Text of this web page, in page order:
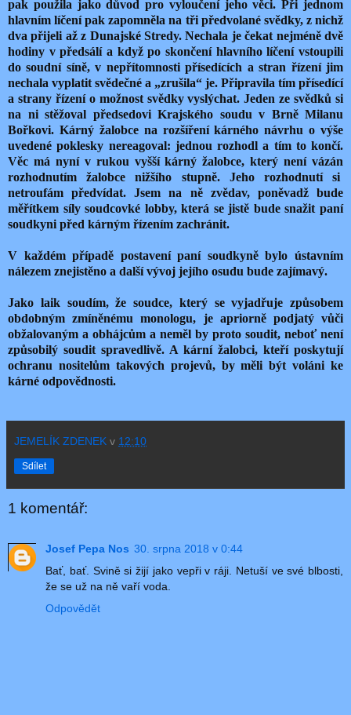
pak použila jako důvod pro vyloučení jeho věci. Při jednom
hlavním líčení pak zapomněla na tři předvolané svědky, z nichž
dva přijeli až z Dunajské Stredy. Nechala je čekat nejméně dvě
hodiny v předsálí a když po skončení hlavního líčení vstoupili
do soudní síně, v nepřítomnosti přísedících a stran řízení jim
nechala vyplatit svědečné a „zrušila“ je. Připravila tím přísedící
a strany řízení o možnost svědky vyslýchat. Jeden ze svědků si
na ni stěžoval předsedovi Krajského soudu v Brně Milanu
Bořkovi. Kárný žalobce na rozšíření kárného návrhu o výše
uvedené poklesky nereagoval: jednou rozhodl a tím to končí.
Věc má nyní v rukou vyšší kárný žalobce, který není vázán
rozhodnutím žalobce nižšího stupně. Jeho rozhodnutí si
netroufám předvídat. Jsem na ně zvědav, poněvadž bude
měřítkem síly soudcovké lobby, která se jistě bude snažit paní
soudkyni před kárným řízením zachránit.
V každém případě postavení paní soudkyně bylo ústavním
nálezem znejistěno a další vývoj jejího osudu bude zajímavý.
Jako laik soudím, že soudce, který se vyjadřuje způsobem
obdobným zmíněnému monologu, je apriorně podjatý vůči
obžalovaným a obhájcům a neměl by proto soudit, neboť není
způsobilý soudit spravedlivě. A kární žalobci, kteří poskytují
ochranu nositelům takových projevů, by měli být voláni ke
kárné odpovědnosti.
JEMELÍK ZDENEK v 12:10
Sdílet
1 komentář:
Josef Pepa Nos 30. srpna 2018 v 0:44
Bať, bať. Svině si žijí jako vepři v ráji. Netuší ve své blbosti,
že se už na ně vaří voda.
Odpovědět